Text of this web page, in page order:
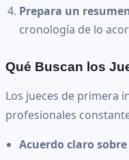
Prepara un
cronología de lo
Qué Buscan los
Los jueces de primera
profesionales
Acuerdo claro